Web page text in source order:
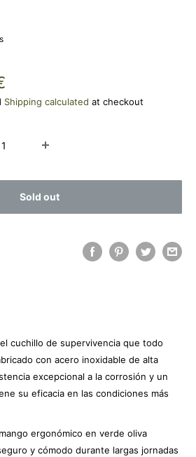
Shipping calculated at checkout
Sold out
cuchillo de supervivencia que todo
con acero inoxidable de alta
excepcional a la corrosión y un
su eficacia en las condiciones más
ergonómico en verde oliva
y cómodo durante largas jornadas